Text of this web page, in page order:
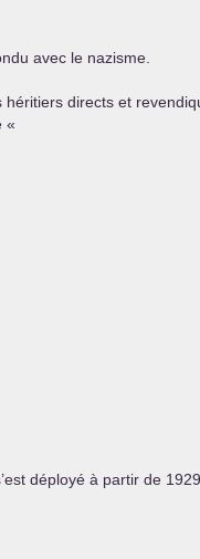
avec le nazisme.
héritiers directs et
«
déployé à partir de